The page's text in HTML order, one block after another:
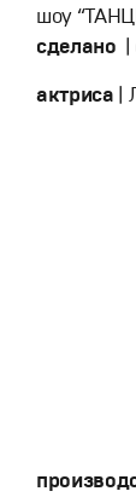
шоу
сделано |
актриса |